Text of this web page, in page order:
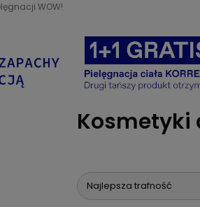
WOW!
Kosmetyki
Najlepsza trafność